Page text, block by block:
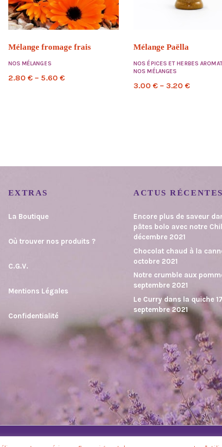
Mélange fromage frais
NOS MÉLANGES
2.80 €– 5.60 €
Mélange Paëlla
NOS ÉPICES ET HERBES
NOS MÉLANGES
3.00 € – 3.20 €
EXTRAS
La Boutique
Où trouver nos produits ?
C.G.V.
Mentions Légales
Confidentialité
ACTUS RÉCENTES
Encore plus de saveur
pâtes bolo avec notre
décembre 2021
Chocolat chaud à la
octobre 2021
Notre crumble aux
septembre 2021
Le Curry dans la quiche 17
septembre 2021
. Tous droits réservés. | Ce site e-commerce est une